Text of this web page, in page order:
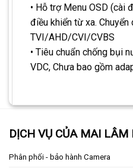
• Hỗ trợ Menu OSD (cài
điều khiển từ xa.
TVI/AHD/CVI/CVBS
• Tiêu chuẩn chống bụi
VDC, Chưa bao gồm
DỊCH VỤ CỦA MAI LÂM
Phân phối - bảo hành Camera